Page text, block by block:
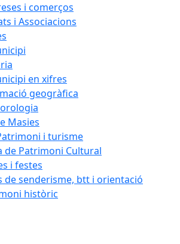
i comerços
i Associacions
en xifres
geogràfica
Masies
i turisme
de Patrimoni Cultural
i festes
de senderisme, btt i orientació
històric